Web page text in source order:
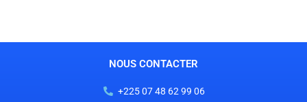
NOUS CONTACTER
+225 07 48 62 99 06